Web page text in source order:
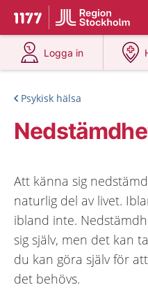
Till startsidan för 1177
Du har valt region
Logga in
på 1177.se
Psykisk hälsa
Att känna sig
naturlig del av livet.
ibland inte.
sig själv, men det kan
du kan göra själv för
det behövs.